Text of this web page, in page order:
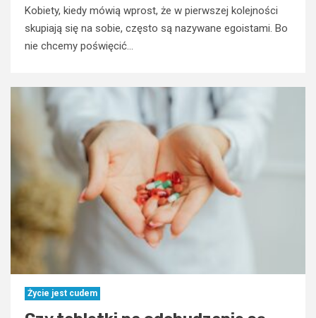
Kobiety, kiedy mówią wprost, że w pierwszej kolejności
skupiają się na sobie, często są nazywane egoistami. Bo
nie chcemy poświęcić...
Życie jest cudem